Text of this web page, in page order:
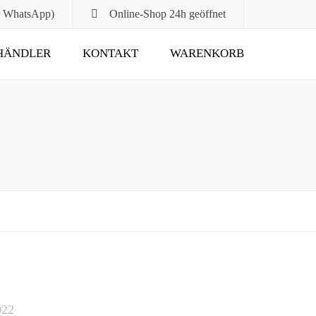
WhatsApp) Online-Shop 24h geöffnet
Submit
KONTAKT WARENKORB